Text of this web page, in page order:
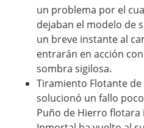
un problema por el
dejaban el modelo de
un breve instante al
entrarán en acción
sombra sigilosa.
Tiramiento Flotante
solucionó un fallo
Puño de Hierro flotara